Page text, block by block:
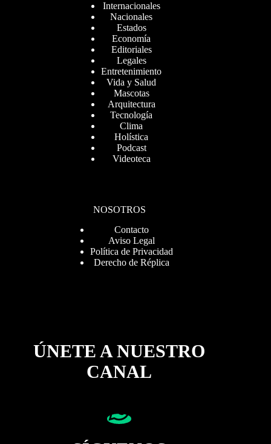
Internacionales
Nacionales
Estados
Economía
Editoriales
Legales
Entretenimiento
Vida y Salud
Mascotas
Arquitectura
Tecnología
Clima
Holística
Podcast
Videoteca
NOSOTROS
Contacto
Aviso Legal
Política de Privacidad
Derecho de Réplica
ÚNETE A NUESTRO
CANAL